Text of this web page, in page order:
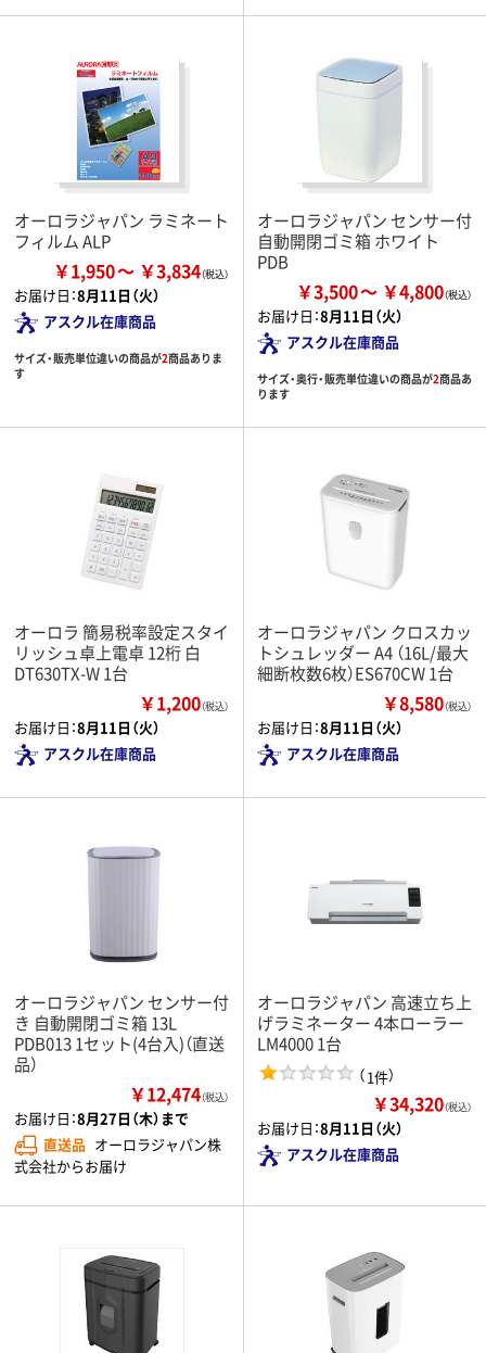
オーロラジャパン ラミネート
フィルム ALP
￥1,950 ￥3,834
お届け日：8月11日（火）
アスクル在庫商品
サイズ・販売単位違いの商品が2商品ありま
す
オーロラジャパン センサー付
自動開閉ゴミ箱 ホワイト
PDB
￥3,500 ￥4,800
お届け日：8月11日（火）
アスクル在庫商品
サイズ・奥行・販売単位違いの商品が2商品あ
ります
オーロラ 簡易税率設定スタイ
リッシュ卓上電卓 12桁 白
DT630TX-W 1台
￥1,200（税込）
お届け日：8月11日（火）
アスクル在庫商品
オーロラジャパン クロスカッ
トシュレッダー A4 （16L/最大
細断枚数6枚）ES670CW 1台
￥8,580（税込）
お届け日：8月11日（火）
アスクル在庫商品
オーロラジャパン センサー付
き 自動開閉ゴミ箱 13L
PDB013 1セット(4台入)（直送
品）
￥12,474（税込）
お届け日：8月27日（木）まで
直送品 オーロラジャパン株
式会社からお届け
オーロラジャパン 高速立ち上
げラミネーター 4本ローラー
LM4000 1台
（1件）
￥34,320（税込）
お届け日：8月11日（火）
アスクル在庫商品